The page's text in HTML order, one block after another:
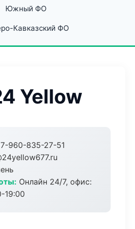
Южный ФО
Кавказский ФО
Yellow
960-835-27-51
Онлайн 24/7, офис:
19:00